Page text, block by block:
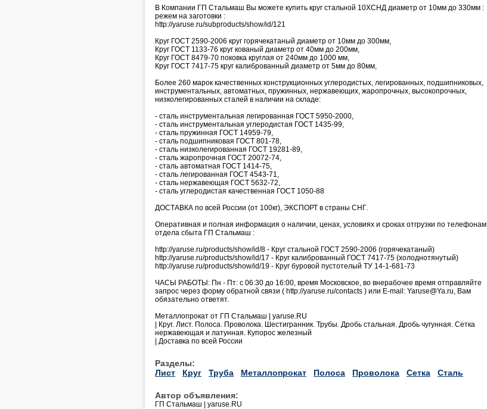
В Компании ГП Стальмаш Вы можете купить круг стальной 10ХСНД диаметр от 10мм до 330мм :
режем на заготовки :
http://yaruse.ru/subproducts/show/id/121
Круг ГОСТ 2590-2006 круг горячекатаный диаметр от 10мм до 300мм,
Круг ГОСТ 1133-76 круг кованый диаметр от 40мм до 200мм,
Круг ГОСТ 8479-70 поковка круглая от 240мм до 1000 мм,
Круг ГОСТ 7417-75 круг калиброванный диаметр от 5мм до 80мм,
Более 260 марок качественных конструкционных углеродистых, легированных, подшипниковых,
инструментальных, автоматных, пружинных, нержавеющих, жаропрочных, высокопрочных,
низколегированных сталей в наличии на складе:
- сталь инструментальная легированная ГОСТ 5950-2000,
- сталь инструментальная углеродистая ГОСТ 1435-99,
- сталь пружинная ГОСТ 14959-79,
- сталь подшипниковая ГОСТ 801-78,
- сталь низколегированная ГОСТ 19281-89,
- сталь жаропрочная ГОСТ 20072-74,
- сталь автоматная ГОСТ 1414-75,
- сталь легированная ГОСТ 4543-71,
- сталь нержавеющая ГОСТ 5632-72,
- сталь углеродистая качественная ГОСТ 1050-88
ДОСТАВКА по всей России (от 100кг), ЭКСПОРТ в страны СНГ.
Оперативная и полная информация о наличии, ценах, условиях и сроках отгрузки по телефонам
отдела сбыта ГП Стальмаш :
http://yaruse.ru/products/show/id/8 - Круг стальной ГОСТ 2590-2006 (горячекатаный)
http://yaruse.ru/products/show/id/17 - Круг калиброванный ГОСТ 7417-75 (холоднотянутый)
http://yaruse.ru/products/show/id/19 - Круг буровой пустотелый ТУ 14-1-681-73
ЧАСЫ РАБОТЫ: Пн - Пт: с 06:30 до 16:00, время Московское, во внерабочее время отправляйте
запрос через форму обратной связи ( http://yaruse.ru/contacts ) или E-mail: Yaruse@Ya.ru, Вам
обязательно ответят.
Металлопрокат от ГП Стальмаш | yaruse.RU
| Круг. Лист. Полоса. Проволока. Шестигранник. Трубы. Дробь стальная. Дробь чугунная. Сетка
нержавеющая и латунная. Купорос железный
| Доставка по всей России
Разделы:
Лист
Круг Труба Металлопрокат Полоса Проволока Сетка Сталь
Автор объявления:
ГП Стальмаш | yaruse.RU